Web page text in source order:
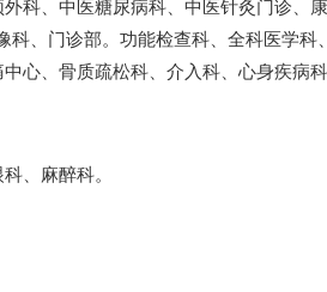
科、中医糖尿病科、中医针灸门诊
、门诊部。功能检查科、全科医学
心、骨质疏松科、介入科、心身疾病
、麻醉科。